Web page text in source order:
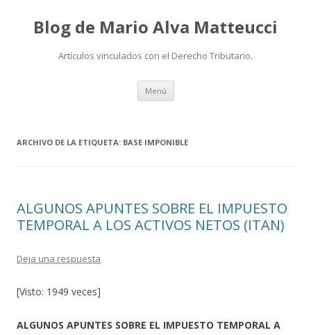
Blog de Mario Alva Matteucci
Artículos vinculados con el Derecho Tributario.
Menú Ir
contenido
ARCHIVO DE LA ETIQUETA: BASE IMPONIBLE
ALGUNOS APUNTES SOBRE EL IMPUESTO
TEMPORAL A LOS ACTIVOS NETOS (ITAN)
Deja una respuesta
[Visto: 1949 veces]
ALGUNOS APUNTES SOBRE EL IMPUESTO TEMPORAL A